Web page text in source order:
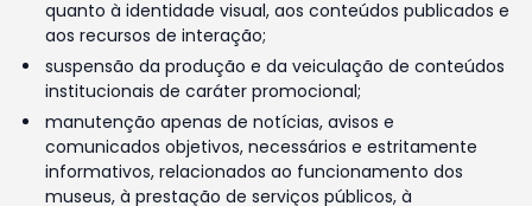
quanto à identidade visual, aos conteúdos publicados e
aos recursos de interação;
suspensão da produção e da veiculação de conteúdos
institucionais de caráter promocional;
manutenção apenas de notícias, avisos e
comunicados objetivos, necessários e estritamente
informativos, relacionados ao funcionamento dos
museus, à prestação de serviços públicos, à